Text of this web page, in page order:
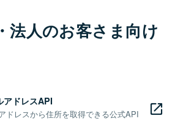
法人のお客さま向け
アドレスAPI
ドレスから住所を取得できる公式API